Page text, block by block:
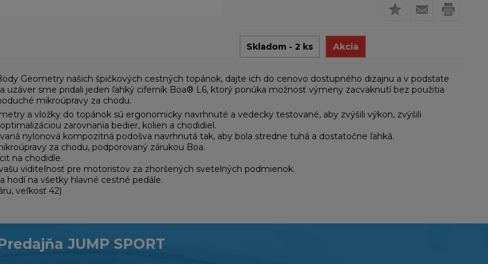
Skladom - 2 ks Akcia
Geometry našich špičkových cestných topánok, dajte ich do cenovo dostupného dizajnu a v podstate
uzáver sme pridali jeden ľahký ciferník Boa® L6, ktorý ponúka možnosť výmeny zacvaknutí bez použitia
mikroúpravy za chodu.
a vložky do topánok sú ergonomicky navrhnuté a vedecky testované, aby zvýšili výkon, zvýšili
zarovnania bedier, kolien a chodidiel.
nylonová kompozitná podošva navrhnutá tak, aby bola stredne tuhá a dostatočne ľahká.
za chodu, podporovaný zárukou Boa.
na chodidle.
viditeľnosť pre motoristov za zhoršených svetelných podmienok.
hodí na všetky hlavné cestné pedále.
veľkosť 42)
JUMP SPORT